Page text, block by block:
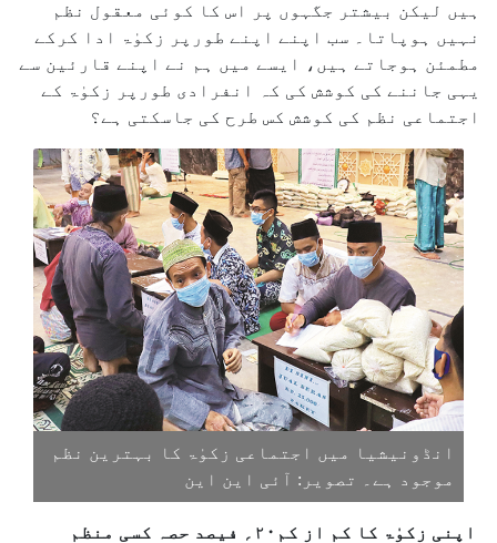
ہیں لیکن بیشتر جگہوں پر اس کا کوئی معقول نظم
نہیں ہوپاتا۔ سب اپنے اپنے طورپر زکوٰۃ ادا کرکے
مطمئن ہوجاتے ہیں، ایسے میں ہم نے اپنے قارئین سے
یہی جاننے کی کوشش کی کہ انفرادی طورپر زکوٰۃ کے
اجتماعی نظم کی کوشش کس طرح کی جاسکتی ہے؟
انڈونیشیا میں اجتماعی زکوٰۃ کا بہترین نظم
موجود ہے۔ تصویر: آئی این این
اپنی زکوٰۃ کا کم از کم۲۰؍ فیصد حصہ کسی منظم